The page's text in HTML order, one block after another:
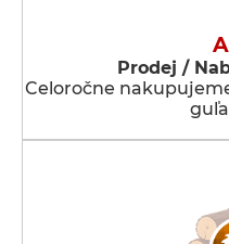
Prodej /
Celoročne